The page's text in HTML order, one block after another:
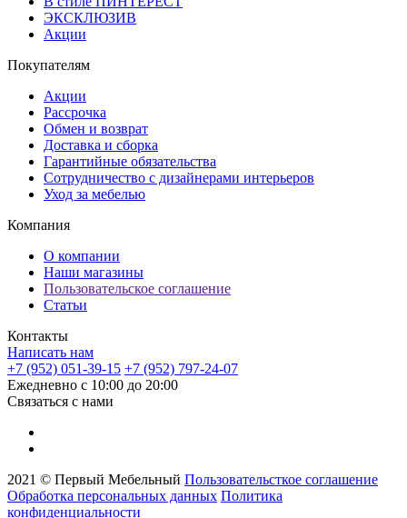
ЭКСКЛЮЗИВ
Акции
Покупателям
Акции
Рассрочка
Обмен и возврат
Доставка и сборка
Гарантийные обязательства
Сотрудничество с дизайнерами интерьеров
Уход за мебелью
Компания
О компании
Наши магазины
Пользовательское соглашение
Статьи
Контакты
Написать нам
+7 (952) 051-39-15 +7 (952) 797-24-07
Ежедневно с 10:00 до 20:00
Связаться с нами
2021 © Первый Мебельный Пользовательсткое соглашение
Обработка персональных данных Политика
конфиденциальности